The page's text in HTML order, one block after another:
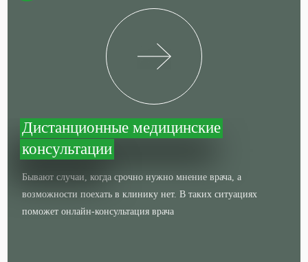
Дистанционные медицинские
консультации
Бывают случаи, когда срочно нужно мнение врача, а
возможности поехать в клинику нет. В таких ситуациях
поможет онлайн-консультация врача